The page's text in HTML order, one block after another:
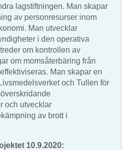
lagstiftningen. Man skapar
av personresurser inom
Man utvecklar
i den operativa
om kontrollen av
om momsåterbäring från
Man skapar en
och Tullen för
och utvecklar
av brott i
10.9.2020: